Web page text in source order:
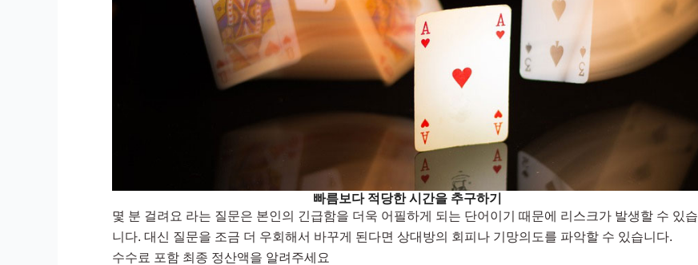
빠름보다 적당한 시간을 추구하기
몇 분 걸려요 라는 질문은 본인의 긴급함을 더욱 어필하게 되는 단어이기 때문에 리스크가 발생할 수 있습
니다. 대신 질문을 조금 더 우회해서 바꾸게 된다면 상대방의 회피나 기망의도를 파악할 수 있습니다.
수수료 포함 최종 정산액을 알려주세요